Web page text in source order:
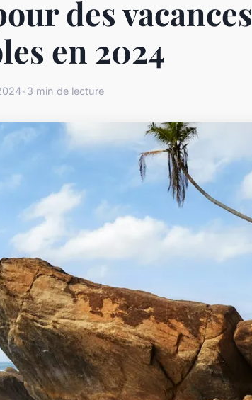
des vacances
en 2024
•3 min de lecture